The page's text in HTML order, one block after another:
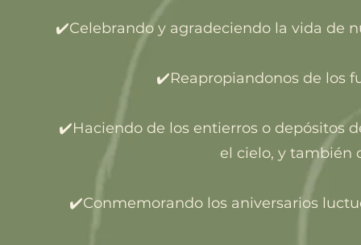
✔️Celebrando y agradeciendo la vida de
✔️Reapropiandonos de los
✔️Haciendo de los entierros o depósitos
el cielo, y
✔️Conmemorando los aniversarios